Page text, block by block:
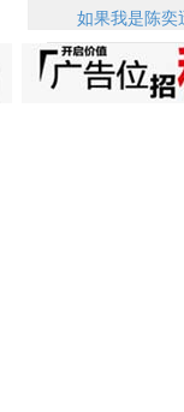
如果我是陈奕